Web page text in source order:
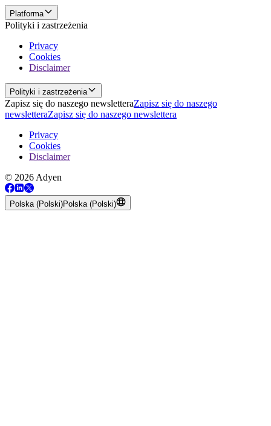
Platforma
Polityki i zastrzeżenia
Privacy
Cookies
Disclaimer
Polityki i zastrzeżenia
Zapisz się do naszego newsletteraZapisz się do naszego
newsletteraZapisz się do naszego newslettera
Privacy
Cookies
Disclaimer
© 2026 Adyen
Polska (Polski)Polska (Polski)